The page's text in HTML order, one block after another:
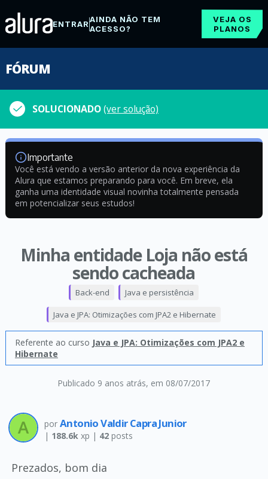
ENTRARAINDA NÃO TEM
ACESSO?
VEJA OS
PLANOS
FÓRUM
SOLUCIONADO(ver solução)
Importante
Você está vendo a versão anterior da nova experiência da
Alura que estamos preparando para você. Em breve, ela
ganha uma identidade visual novinha totalmente pensada
em potencializar seus estudos!
Minha entidade Loja não está
sendo cacheada
Publicado 9 anos atrás, em 08/07/2017
Back-end Java e persistência
Java e JPA: Otimizações com JPA2 e Hibernate
Referente ao curso Java e JPA: Otimizações com JPA2 e
Hibernate
por Antonio Valdir Capra Junior
| 188.6kxp | 42posts
Prezados, bom dia